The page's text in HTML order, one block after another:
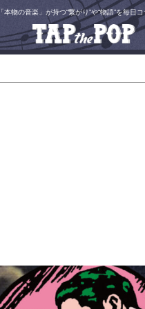
「本物の音楽」が持つ“繋がり”や“物語”を毎日